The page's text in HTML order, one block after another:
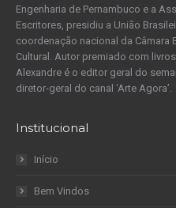
Engenharia de Pernambuco e a
Escritores, presidiu a União
coordenação nacional da Câmara
Cultural. Autor premiado com
Alexandre é o editor geral do
diretor-geral do canal ‘Arte Agora’.
Institucional
Início
Bem Vindos